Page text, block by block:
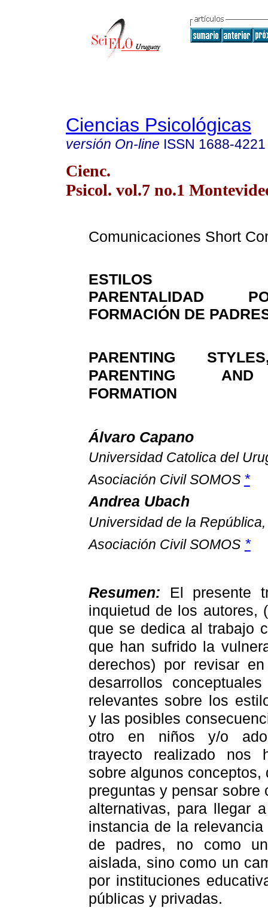
Ciencias Psicológicas
versión On-line ISSN 1688-4221
Cienc.
Psicol. vol.7 no.1
Comunicaciones Short
ESTILOS
PARENTALIDAD
FORMACIÓN DE
PARENTING
PARENTING
FORMATION
Álvaro Capano
Universidad Catolica del
Asociación Civil SOMOS *
Andrea Ubach
Universidad de la
Asociación Civil SOMOS *
Resumen: El presente
inquietud de los autores,
que se dedica al trabajo
que han sufrido la
derechos) por revisar
desarrollos
relevantes sobre los
y las posibles
otro en niños y/o
trayecto realizado nos
sobre algunos
preguntas y pensar
alternativas, para llegar
instancia de la
de padres, no como
aislada, sino como un
por instituciones
públicas y privadas.